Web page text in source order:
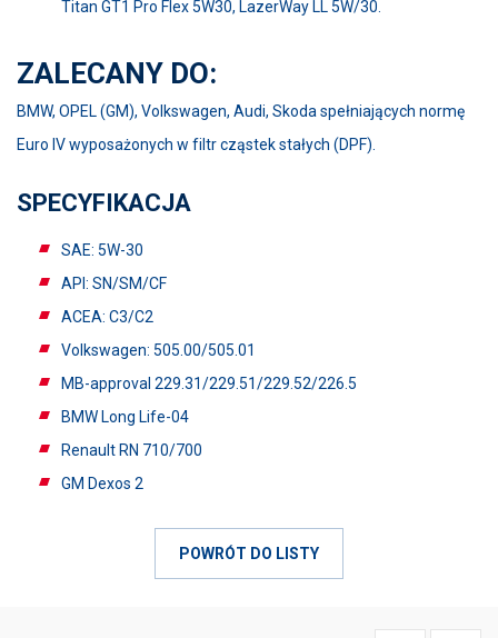
Titan GT1 Pro Flex 5W30, LazerWay LL 5W/30.
ZALECANY DO:
BMW, OPEL (GM), Volkswagen, Audi, Skoda spełniających normę
Euro IV wyposażonych w filtr cząstek stałych (DPF).
SPECYFIKACJA
SAE: 5W-30
API: SN/SM/CF
ACEA: C3/C2
Volkswagen: 505.00/505.01
MB-approval 229.31/229.51/229.52/226.5
BMW Long Life-04
Renault RN 710/700
GM Dexos 2
POWRÓT DO LISTY